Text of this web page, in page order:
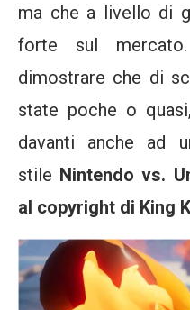
ma che a livello di
forte sul
dimostrare che di
state poche o
davanti anche ad
stile Nintendo vs.
al copyright di King